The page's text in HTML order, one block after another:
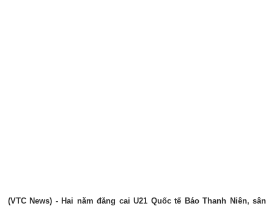
(VTC News) - Hai năm đăng cai U21 Quốc tế Báo Thanh Niên, sân